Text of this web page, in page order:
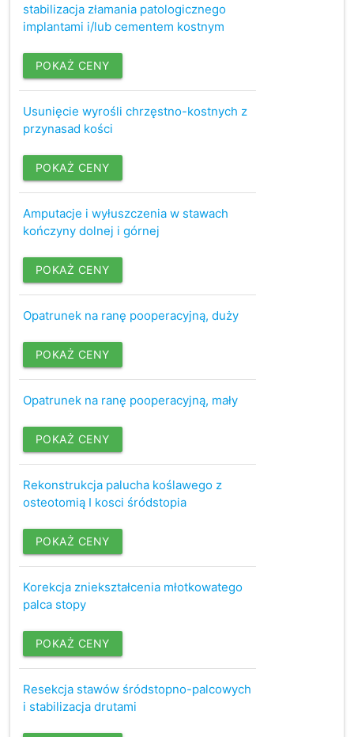
stabilizacja złamania patologicznego
implantami i/lub cementem kostnym
POKAŻ CENY
Usunięcie wyrośli chrzęstno-kostnych z
przynasad kości
POKAŻ CENY
Amputacje i wyłuszczenia w stawach
kończyny dolnej i górnej
POKAŻ CENY
Opatrunek na ranę pooperacyjną, duży
POKAŻ CENY
Opatrunek na ranę pooperacyjną, mały
POKAŻ CENY
Rekonstrukcja palucha koślawego z
osteotomią I kosci śródstopia
POKAŻ CENY
Korekcja zniekształcenia młotkowatego
palca stopy
POKAŻ CENY
Resekcja stawów śródstopno-palcowych
i stabilizacja drutami